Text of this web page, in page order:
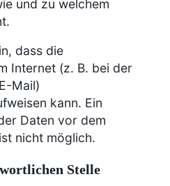
und zu welchem
dass die
Internet (z. B. bei der
Mail)
kann. Ein
Daten vor dem
nicht möglich.
Stelle